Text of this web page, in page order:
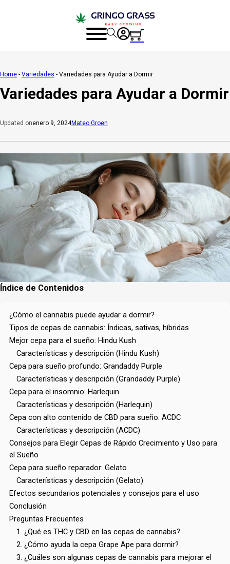
Home - Variedades - Variedades para Ayudar a Dormir
Variedades para Ayudar a Dormir
Updated onenero 9, 2024Mateo Groen
Índice de Contenidos
¿Cómo el cannabis puede ayudar a dormir?
Tipos de cepas de cannabis: Índicas, sativas, híbridas
Mejor cepa para el sueño: Hindu Kush
Características y descripción (Hindu Kush)
Cepa para sueño profundo: Grandaddy Purple
Características y descripción (Grandaddy Purple)
Cepa para el insomnio: Harlequin
Características y descripción (Harlequin)
Cepa con alto contenido de CBD para sueño: ACDC
Características y descripción (ACDC)
Consejos para Elegir Cepas de Rápido Crecimiento y Uso para
el Sueño
Cepa para sueño reparador: Gelato
Características y descripción (Gelato)
Efectos secundarios potenciales y consejos para el uso
Conclusión
Preguntas Frecuentes
1. ¿Qué es THC y CBD en las cepas de cannabis?
2. ¿Cómo ayuda la cepa Grape Ape para dormir?
3. ¿Cuáles son algunas cepas de cannabis para mejorar el